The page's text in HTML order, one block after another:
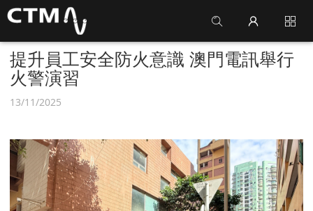
提升員工安全防火意識 澳門電訊舉行
火警演習
13/11/2025